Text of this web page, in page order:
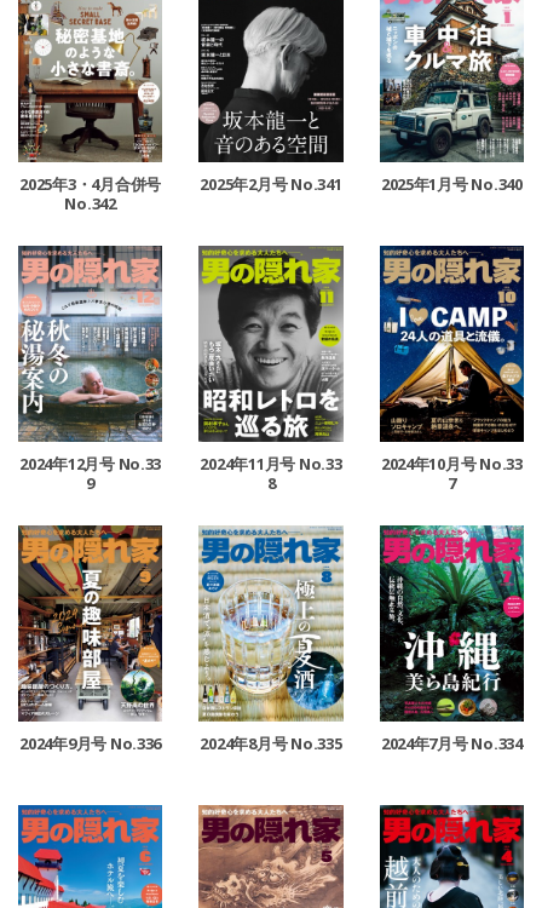
2025年3・4月合併号
No.342
2025年2月号 No.341 2025年1月号 No.340
2024年12月号 No.33
9
2024年11月号 No.33
8
2024年10月号 No.33
7
2024年9月号 No.336 2024年8月号 No.335 2024年7月号 No.334